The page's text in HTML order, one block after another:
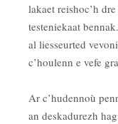
lakaet reishoc’h
testeniekaat
al liesseurted
c’houlenn e vefe
Ar c’hudennoù
an deskadurezh